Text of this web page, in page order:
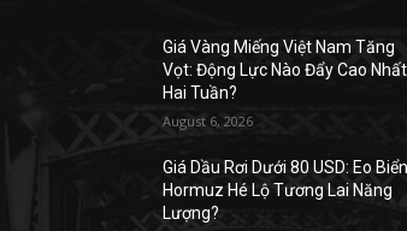
Giá Vàng Miếng Việt Nam Tăng
Vọt: Động Lực Nào Đẩy Cao Nhất
Hai Tuần?
August 6, 2026
Giá Dầu Rơi Dưới 80 USD: Eo Biển
Hormuz Hé Lộ Tương Lai Năng
Lượng?